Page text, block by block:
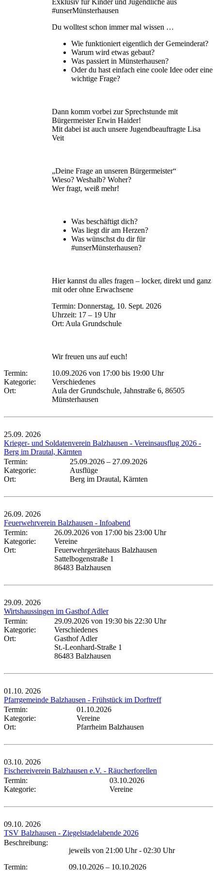
Exklusiv für Kinder und Jugendliche aus
#unserMünsterhausen
Du wolltest schon immer mal wissen …
Wie funktioniert eigentlich der Gemeinderat?
Warum wird etwas gebaut?
Was passiert in Münsterhausen?
Oder du hast einfach eine coole Idee oder eine
wichtige Frage?
Dann komm vorbei zur Sprechstunde mit
Bürgermeister Erwin Haider!
Mit dabei ist auch unsere Jugendbeauftragte Lisa
Veit
„Deine Frage an unseren Bürgermeister“
Wieso? Weshalb? Woher?
Wer fragt, weiß mehr!
Was beschäftigt dich?
Was liegt dir am Herzen?
Was wünschst du dir für
#unserMünsterhausen?
Hier kannst du alles fragen – locker, direkt und ganz
mit oder ohne Erwachsene
Termin: Donnerstag, 10. Sept. 2026
Uhrzeit: 17 – 19 Uhr
Ort: Aula Grundschule
Wir freuen uns auf euch!
Termin:
10.09.2026 von 17:00 bis 19:00 Uhr
Kategorie:
Verschiedenes
Ort:
Aula der Grundschule, Jahnstraße 6, 86505
Münsterhausen
25.09. 2026
Krieger- und Soldatenverein Balzhausen - Vereinsausflug 2026 -
Berg im Drautal, Kärnten
Termin:
25.09.2026 – 27.09.2026
Kategorie:
Ausflüge
Ort:
Berg im Drautal, Kärnten
26.09. 2026
Feuerwehrverein Balzhausen - Infoabend
Termin:
26.09.2026 von 17:00 bis 23:00 Uhr
Kategorie:
Vereine
Ort:
Feuerwehrgerätehaus Balzhausen
Sattelbogenstraße 1
86483 Balzhausen
29.09. 2026
Wirtshaussingen im Gasthof Adler
Termin:
29.09.2026 von 19:30 bis 22:30 Uhr
Kategorie:
Verschiedenes
Ort:
Gasthof Adler
St.-Leonhard-Straße 1
86483 Balzhausen
01.10. 2026
Pfarrgemeinde Balzhausen - Frühstück im Dorftreff
Termin:
01.10.2026
Kategorie:
Vereine
Ort:
Pfarrheim Balzhausen
03.10. 2026
Fischereiverein Balzhausen e.V. - Räucherforellen
Termin:
03.10.2026
Kategorie:
Vereine
09.10. 2026
TSV Balzhausen - Ziegelstadelabende 2026
Beschreibung:
jeweils von 21:00 Uhr - 02:30 Uhr
Termin:
09.10.2026 – 10.10.2026